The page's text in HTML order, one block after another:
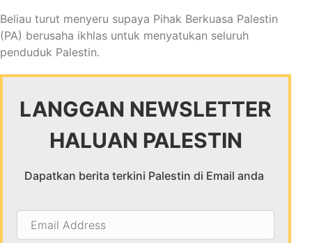
Beliau turut menyeru supaya Pihak Berkuasa Palestin
(PA) berusaha ikhlas untuk menyatukan seluruh
penduduk Palestin.
LANGGAN NEWSLETTER
HALUAN PALESTIN
Dapatkan berita terkini Palestin di Email anda
Email
Address